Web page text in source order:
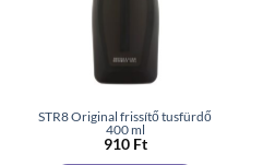
STR8 Original frissítő tusfürdő
400 ml
910 Ft